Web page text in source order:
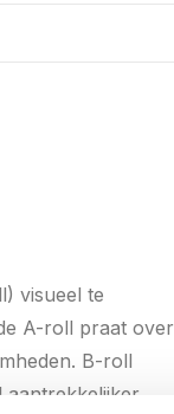
visueel te
A-roll praat over
B-roll